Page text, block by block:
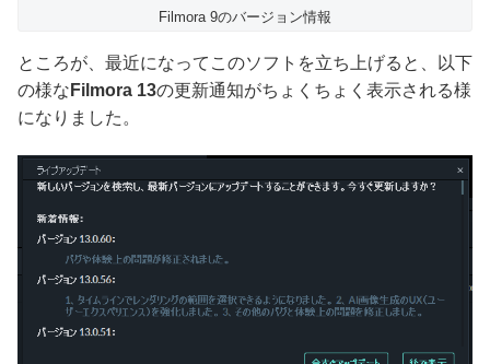
Filmora 9のバージョン情報
ところが、最近になってこのソフトを立ち上げると、以下
の様な Filmora 13の更新通知がちょくちょく表示される様
になりました。